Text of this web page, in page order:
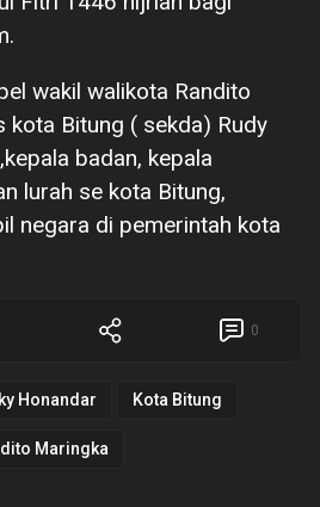
wakil walikota Randito
kota Bitung ( sekda) Rudy
badan, kepala
lurah se kota Bitung,
negara di pemerintah kota
0
Honandar Kota Bitung
Maringka